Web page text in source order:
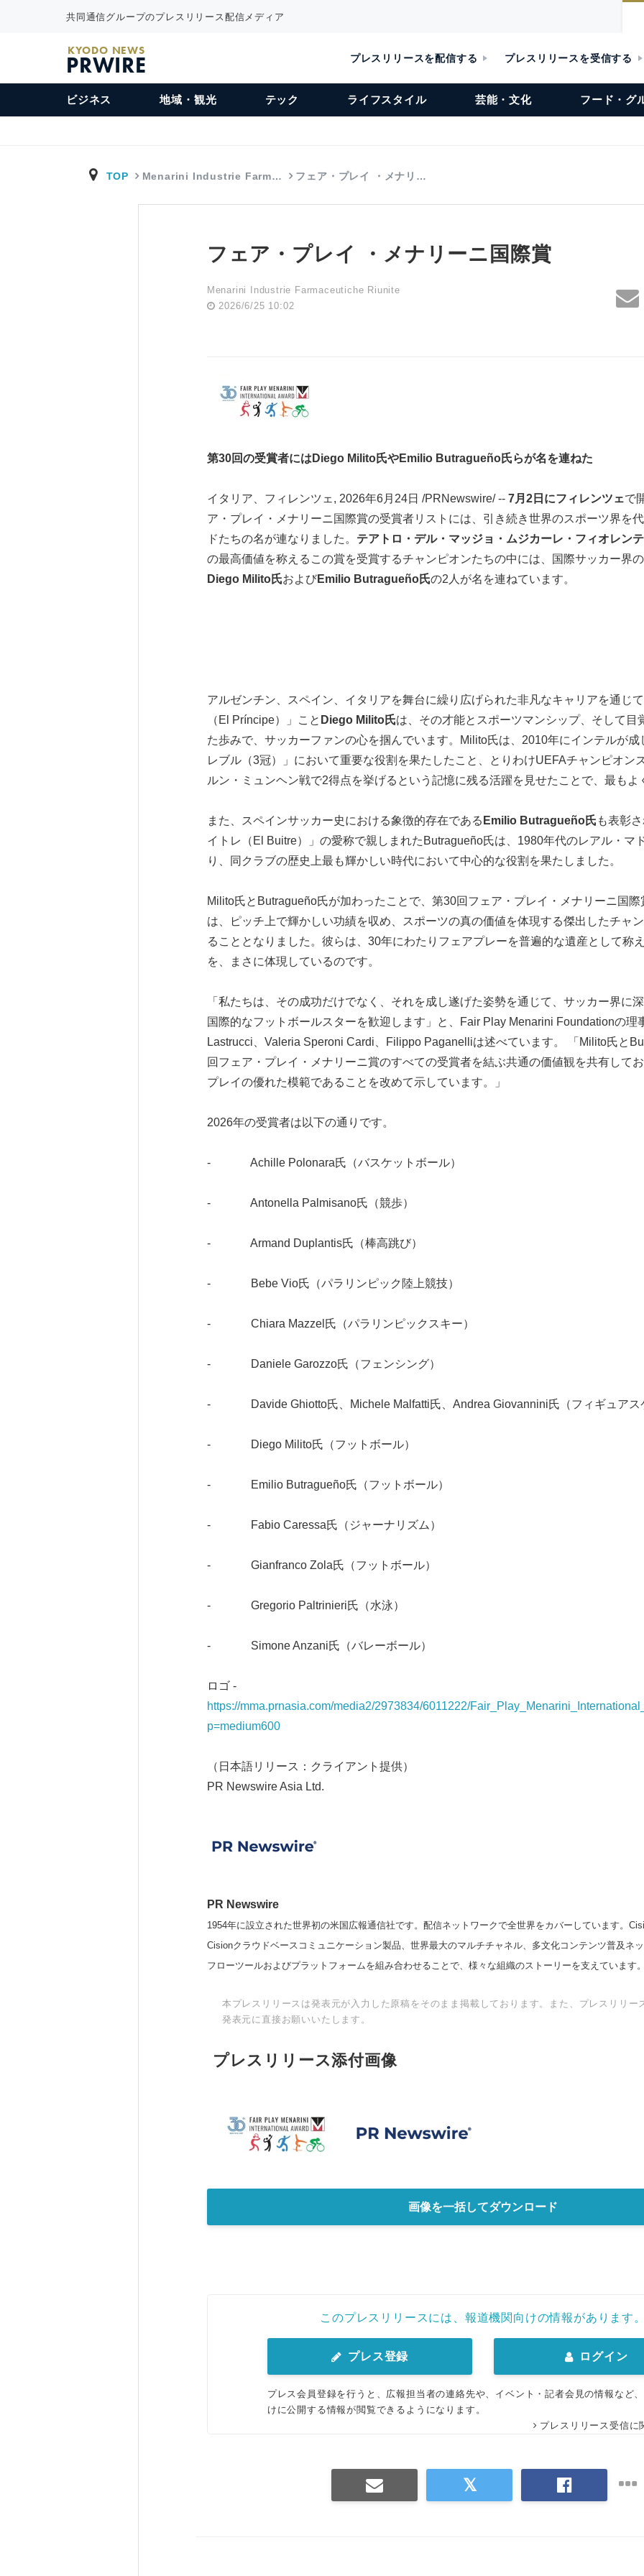
共同通信グループのプレスリリース配信メディア
KYODO NEWS
PRWIRE プレスリリースを配信する プレスリリースを受信する
ビジネス 地域・観光 テック ライフスタイル 芸能・文化 フード・グ
TOP Menarini Industrie Farm… フェア・プレイ ・メナリ…
フェア・プレイ ・メナリーニ国際賞
Menarini Industrie Farmaceutiche Riunite
2026/6/25 10:02
第30回の受賞者にはDiego Milito氏やEmilio Butragueño氏らが名を連ねた
イタリア、フィレンツェ, 2026年6月24日 /PRNewswire/ -- 7月2日にフィレンツェで
ア・プレイ・メナリーニ国際賞の受賞者リストには、引き続き世界のスポーツ界を
ドたちの名が連なりました。 テアトロ・デル・マッジョ・ムジカーレ・フィオレン
の最高価値を称えるこの賞を受賞するチャンピオンたちの中には、国際サッカー界
Diego Milito氏およびEmilio Butragueño氏の2人が名を連ねています。
アルゼンチン、スペイン、イタリアを舞台に繰り広げられた非凡なキャリアを通じ
（El Príncipe）」こと Diego Milito氏は、その才能とスポーツマンシップ、そして目
た歩みで、サッカーファンの心を掴んでいます。Milito氏は、2010年にインテルが成
レブル（3冠）」において重要な役割を果たしたこと、とりわけUEFAチャンピオン
ルン・ミュンヘン戦で2得点を挙げるという記憶に残る活躍を見せたことで、最もよ
また、スペインサッカー史における象徴的存在である Emilio Butragueño氏 も表彰
イトレ（El Buitre）」の愛称で親しまれたButragueño氏は、1980年代のレアル・マ
り、同クラブの歴史上最も輝かしい時代において中心的な役割を果たしました。
Milito氏とButragueño氏が加わったことで、第30回フェア・プレイ・メナリーニ国際
は、ピッチ上で輝かしい功績を収め、スポーツの真の価値を体現する傑出したチャ
ることとなりました。彼らは、30年にわたりフェアプレーを普遍的な遺産として称
を、まさに体現しているのです。
「私たちは、その成功だけでなく、それを成し遂げた姿勢を通じて、サッカー界に
国際的なフットボールスターを歓迎します」と、Fair Play Menarini Foundationの理
Lastrucci、Valeria Speroni Cardi、Filippo Paganelliは述べています。 「Milito氏と
回フェア・プレイ・メナリーニ賞のすべての受賞者を結ぶ共通の価値観を共有して
プレイの優れた模範であることを改めて示しています。」
2026年の受賞者は以下の通りです。
- Achille Polonara氏（バスケットボール）
- Antonella Palmisano氏（競歩）
- Armand Duplantis氏（棒高跳び）
- Bebe Vio氏（パラリンピック陸上競技）
- Chiara Mazzel氏（パラリンピックスキー）
- Daniele Garozzo氏（フェンシング）
- Davide Ghiotto氏、Michele Malfatti氏、Andrea Giovannini氏（フィギュアス
- Diego Milito氏（フットボール）
- Emilio Butragueño氏（フットボール）
- Fabio Caressa氏（ジャーナリズム）
- Gianfranco Zola氏（フットボール）
- Gregorio Paltrinieri氏（水泳）
- Simone Anzani氏（バレーボール）
ロゴ -
https://mma.prnasia.com/media2/2973834/6011222/
p=medium600
（日本語リリース：クライアント提供）
PR Newswire Asia Ltd.
PR Newswire
1954年に設立された世界初の米国広報通信社です。配信ネットワークで全世界をカバーしています。
Cisionクラウドベースコミュニケーション製品、世界最大のマルチチャネル、多文化コンテンツ普及ネ
フローツールおよびプラットフォームを組み合わせることで、様々な組織のストーリーを支えています。
本プレスリリースは発表元が入力した原稿をそのまま掲載しております。また、プレスリリー
発表元に直接お願いいたします。
プレスリリース添付画像
画像を一括してダウンロード
このプレスリリースには、報道機関向けの情報があります。
プレス登録 ログイン
プレス会員登録を行うと、広報担当者の連絡先や、イベント・記者会見の情報など
けに公開する情報が閲覧できるようになります。
プレスリリース受信に
Japanese